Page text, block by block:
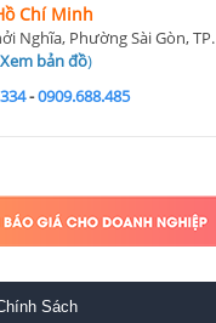
Chí Minh
Nghĩa, Phường Sài Gòn, TP.
Xem bản đồ)
-0909.688.485
Sách